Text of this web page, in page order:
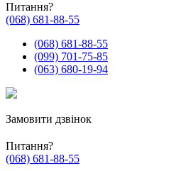
Питання?
(068) 681-88-55
(068) 681-88-55
(099) 701-75-85
(063) 680-19-94
Замовити дзвінок
Питання?
(068) 681-88-55